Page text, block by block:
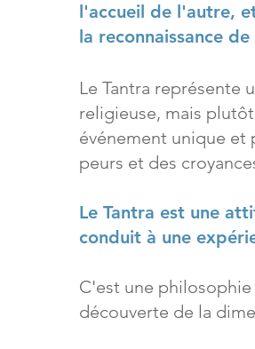
l'accueil de l'autre,
la reconnaissance
Le Tantra représente
religieuse, mais
événement unique et
peurs et des
Le Tantra est une
conduit à une
C'est une
découverte de la